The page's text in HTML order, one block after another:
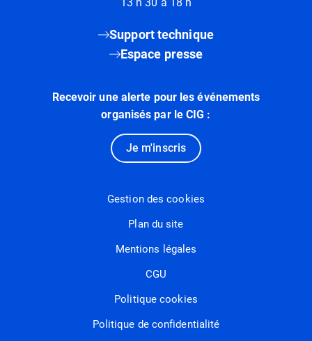
Support technique
Espace presse
Recevoir une alerte pour les événements
organisés par le CIG :
Je m'inscris
Gestion des cookies
Plan du site
Mentions légales
CGU
Politique cookies
Politique de confidentialité